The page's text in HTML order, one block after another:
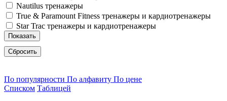
Nautilus тренажеры
True & Paramount Fitness тренажеры и кардиотренажеры
Star Trac тренажеры и кардиотренажеры
Показать
Сбросить
По популярности По алфавиту По цене
Списком Таблицей